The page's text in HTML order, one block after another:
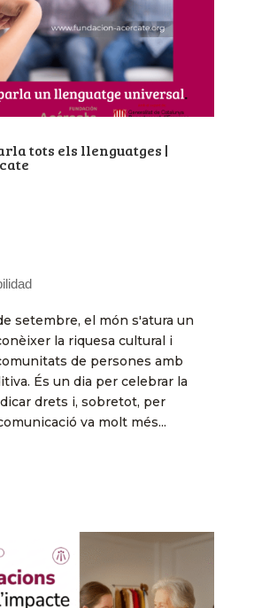
tots els llenguatges |
setembre, el món s'atura un
la riquesa cultural i
de persones amb
És un dia per celebrar la
drets i, sobretot, per
va molt més...